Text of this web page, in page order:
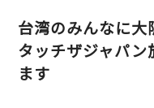
台湾のみんなに
タッチザジャパ
ます